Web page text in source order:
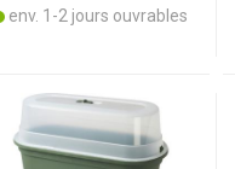
env. 1-2 jours ouvrables